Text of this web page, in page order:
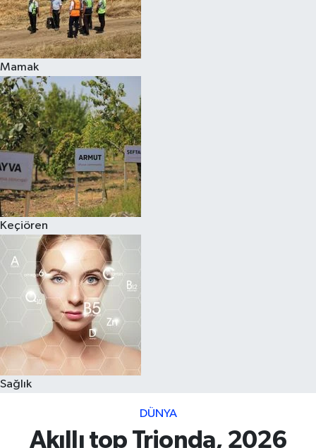
Mamak
Keçiören
Sağlık
DÜNYA
Akıllı top Trionda, 2026